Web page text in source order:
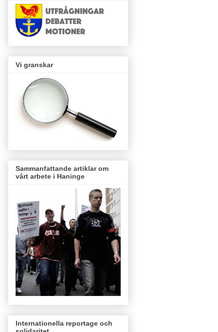
Vi granskar
Sammanfattande artiklar om
vårt arbete i Haninge
Internationella reportage och